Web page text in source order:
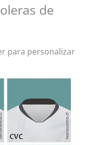
de
para personalizar